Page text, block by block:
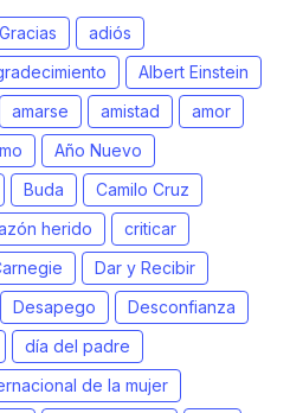
adiós
Albert Einstein
amarse amistad
amor
Año Nuevo
Buda
Camilo Cruz
herido
criticar
Dar y Recibir
Desapego
Desconfianza
día del padre
de la mujer